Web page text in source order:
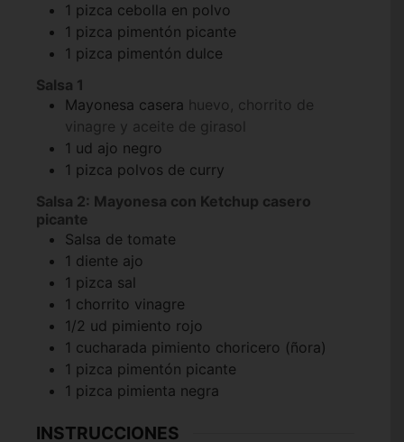
1 pizca cebolla en polvo
1 pizca pimentón picante
1 pizca pimentón dulce
Salsa 1
Mayonesa casera huevo, chorrito de
vinagre y aceite de girasol
1 ud ajo negro
1 pizca polvos de curry
Salsa 2: Mayonesa con Ketchup casero
picante
Salsa de tomate
1 diente ajo
1 pizca sal
1 chorrito vinagre
1/2 ud pimiento rojo
1 cucharada pimiento choricero (ñora)
1 pizca pimentón picante
1 pizca pimienta negra
INSTRUCCIONES